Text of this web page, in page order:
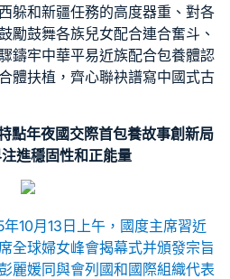
躲和新疆任務的高度器重、對各
勵鼓舞各族兒女配合連合奮斗、
鑄牢中華平易近族配合包養體認
體扶植，齊心聯袂譜寫中國式古
點年夜國交際首包養故事創新局
進穩固性和正能量
10月13日上午，國度主席習近
全球婦女峰會揭幕式并頒發宗旨
麗媛同與會列國和國際組織代表